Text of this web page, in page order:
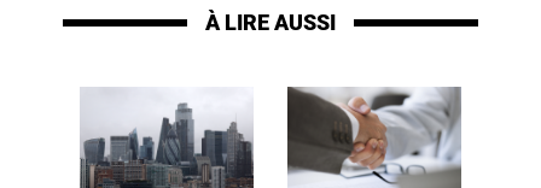
À LIRE AUSSI